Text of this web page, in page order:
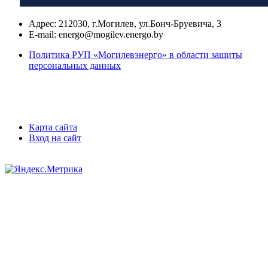
Адрес: 212030, г.Могилев, ул.Бонч-Бруевича, 3
E-mail: energo@mogilev.energo.by
Политика РУП «Могилевэнерго» в области защиты
персональных данных
Карта сайта
Вход на сайт